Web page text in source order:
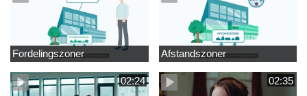
Fordelingszoner Afstandszoner
02:24 02:35